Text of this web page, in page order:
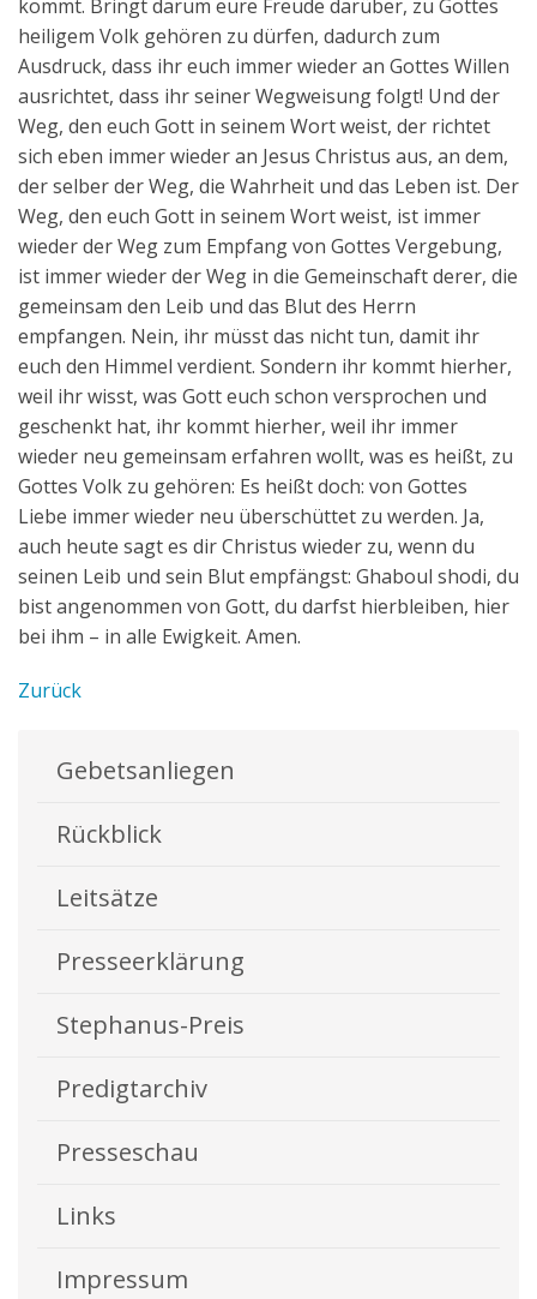
kommt. Bringt darum eure Freude darüber, zu Gottes
heiligem Volk gehören zu dürfen, dadurch zum
Ausdruck, dass ihr euch immer wieder an Gottes Willen
ausrichtet, dass ihr seiner Wegweisung folgt! Und der
Weg, den euch Gott in seinem Wort weist, der richtet
sich eben immer wieder an Jesus Christus aus, an dem,
der selber der Weg, die Wahrheit und das Leben ist. Der
Weg, den euch Gott in seinem Wort weist, ist immer
wieder der Weg zum Empfang von Gottes Vergebung,
ist immer wieder der Weg in die Gemeinschaft derer, die
gemeinsam den Leib und das Blut des Herrn
empfangen. Nein, ihr müsst das nicht tun, damit ihr
euch den Himmel verdient. Sondern ihr kommt hierher,
weil ihr wisst, was Gott euch schon versprochen und
geschenkt hat, ihr kommt hierher, weil ihr immer
wieder neu gemeinsam erfahren wollt, was es heißt, zu
Gottes Volk zu gehören: Es heißt doch: von Gottes
Liebe immer wieder neu überschüttet zu werden. Ja,
auch heute sagt es dir Christus wieder zu, wenn du
seinen Leib und sein Blut empfängst: Ghaboul shodi, du
bist angenommen von Gott, du darfst hierbleiben, hier
bei ihm – in alle Ewigkeit. Amen.
Zurück
Gebetsanliegen
Rückblick
Leitsätze
Presseerklärung
Stephanus-Preis
Predigtarchiv
Presseschau
Links
Impressum